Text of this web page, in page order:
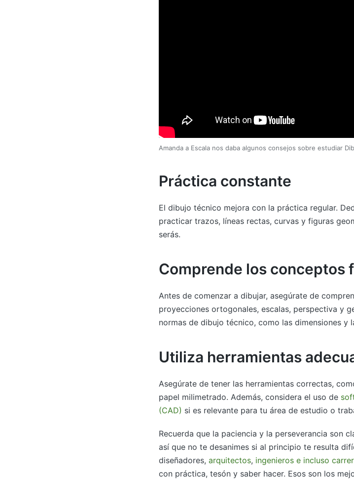
Amanda a Escala nos daba algunos consejos sobre estudiar
Práctica constante
El dibujo técnico mejora con la práctica regular.
practicar trazos, líneas rectas, curvas y figuras
serás.
Comprende los conceptos
Antes de comenzar a dibujar, asegúrate de
proyecciones ortogonales, escalas, perspectiva y
normas de dibujo técnico, como las dimensiones y
Utiliza herramientas
Asegúrate de tener las herramientas correctas,
papel milimetrado. Además, considera el uso de
(CAD) si es relevante para tu área de estudio o
Recuerda que la paciencia y la perseverancia son
así que no te desanimes si al principio te resulta
diseñadores, arquitectos, ingenieros e incluso
con práctica, tesón y saber hacer. Esos son los